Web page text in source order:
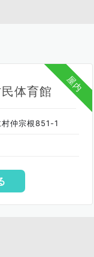
屋内
体育館
仲宗根851-1